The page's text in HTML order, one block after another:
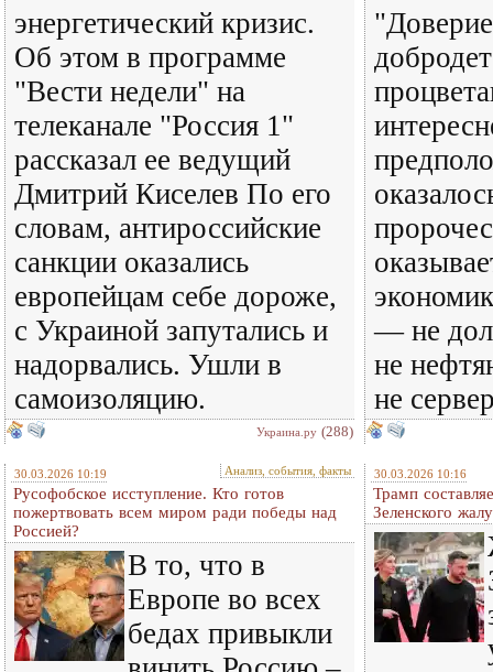
энергетический кризис.
Об этом в программе
"Вести недели" на
телеканале "Россия 1"
рассказал ее ведущий
Дмитрий Киселев По его
словам, антироссийские
санкции оказались
европейцам себе дороже,
с Украиной запутались и
надорвались. Ушли в
самоизоляцию.
Украина.ру (288)
— не
не
не
30.03.2026 10:19 Анализ, события, факты
Русофобское исступление. Кто готов
пожертвовать всем миром ради победы над
Россией?
В то, что в
Европе во всех
бедах привыкли
30.03.2026 10:16
Трамп
Зеленского